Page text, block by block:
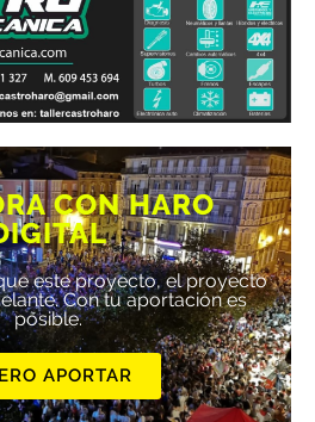
CON HARO
este proyecto, el proyecto
Con tu aportación es
posible.
APORTAR